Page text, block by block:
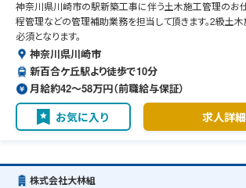
神奈川県川崎市の駅新築工事に伴う土木施工管理のお
程管理などの管理補助業務を担当して頂きます。2級土
必須となります。
神奈川県川崎市
新百合ケ丘駅より徒歩で10分
月給約42〜58万円（前職給与保証）
お気に入り 求人詳
株式会社大林組